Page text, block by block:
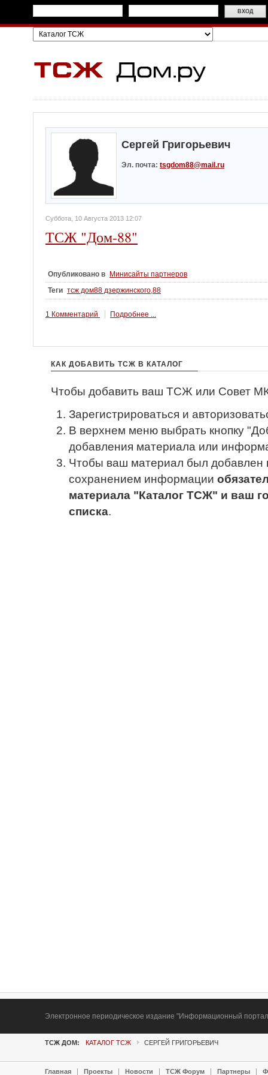
Сергей Григорьевич
Эл. почта: tsgdom88@mail.ru
Суббота, 10 Августа 2013 12:07
ТСЖ "Дом-88"
Опубликовано в
Минисайты партнеров
Теги тсж дом88 дзержинского,88
1 Комментарий Подробнее ...
КАК ДОБАВИТЬ ТСЖ В КАТАЛОГ
Чтобы добавить ваш ТСЖ или Совет
Зарегистрироваться и
В верхнем меню выбрать кнопку
добавления материала или
Чтобы ваш материал был добавлен
сохранением информации
материала "Каталог ТСЖ" и ваш
списка.
Электронное периодическое издание "Информационный
ТСЖ ДОМ: КАТАЛОГ ТСЖ СЕРГЕЙ ГРИГОРЬЕВИЧ
Главная Проекты Новости ТСЖ Форум Партнеры